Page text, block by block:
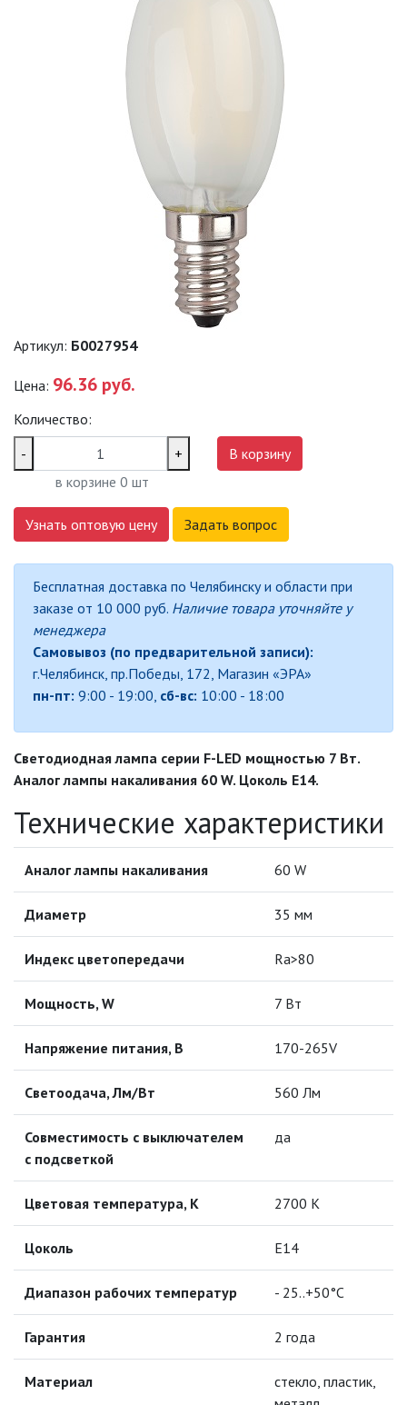
АКСЕССУАРЫ ДЛЯ
ЭЛЕКТРОМОНТАЖА
ДАТЧИКИ ДВИЖЕНИЯ И
ФОТОРЕЛЕ
ДЕКОРАТИВНАЯ ПОДСВЕТКА
ДЕКОРАТИВНЫЕ СВЕТИЛЬНИКИ
ИЗОЛЯЦИОННАЯ ЛЕНТА
АВТОМОБИЛЬНЫЕ ЛАМПЫ
ЛАМПЫ СВЕТОДИОДНЫЕ F-LED
ЛАМПЫ СВЕТОДИОДНЫЕ
ПРОМЫШЛЕННЫЕ (СЕРИЯ POWER)
ЛАМПЫ СВЕТОДИОДНЫЕ
ЭКОНОМ
ПАТРОНЫ
СОФИТ MR11/MR16
ЭНЕРГОСБЕРЕГАЮЩИЕ
ЛАМПЫ ГАЛОГЕННЫЕ
ЛАМПЫ ЛЮМИНИСЦЕНТНЫЕ
КАБЕЛЕНЕСУЩИЕ СИСТЕМЫ
КЛЕЙКИЕ ЛЕНТЫ
ЛЕНТЫ СВЕТОДИОДНЫЕ (LED
ЛЕНТЫ)
ЛИНЕЙНЫЕ СВЕТОДИОДНЫЕ
СВЕТИЛЬНИКИ
Артикул: Б0027954
Цена: 96.36 руб.
Количество:
-
+
в корзине 0 шт
В корзину
Узнать оптовую цену Задать вопрос
Бесплатная доставка по Челябинску и области при
заказе от 10 000 руб. Наличие товара уточняйте у
менеджера
Самовывоз (по предварительной записи):
г.Челябинск, пр.Победы, 172, Магазин «ЭРА»
пн-пт: 9:00 - 19:00, сб-вс: 10:00 - 18:00
Светодиодная лампа серии F-LED мощностью 7 Вт.
Аналог лампы накаливания 60 W. Цоколь Е14.
Технические характеристики
Аналог лампы накаливания 60 W
Диаметр 35 мм
Индекс цветопередачи Ra>80
Мощность, W 7 Вт
Напряжение питания, В 170-265V
Светоодача, Лм/Вт 560 Лм
Совместимость с выключателем
с подсветкой
да
Цветовая температура, К 2700 К
Цоколь Е14
Диапазон рабочих температур - 25..+50°C
Гарантия 2 года
Материал
стекло, пластик,